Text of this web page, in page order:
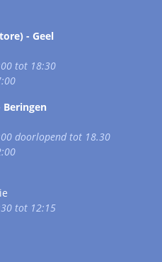
- Geel
tot 18:30
Beringen
doorlopend tot 18.30
tot 12:15